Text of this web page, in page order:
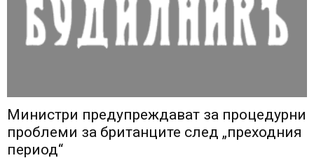
Министри предупреждават за процедурни
проблеми за британците след „преходния
период“